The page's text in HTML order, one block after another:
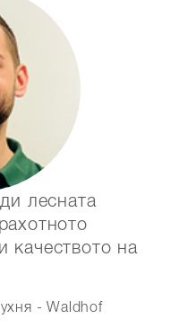
лесната
качеството на
- Waldhof